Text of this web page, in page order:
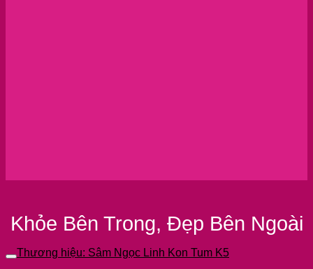
Khỏe Bên Trong, Đẹp Bên Ngoài
Thương hiệu: Sâm Ngọc Linh Kon Tum K5